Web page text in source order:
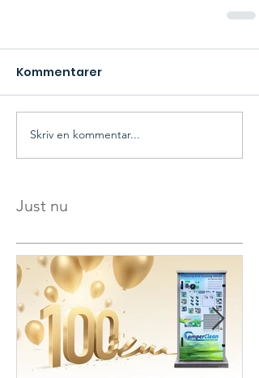
Kommentarer
Skriv en kommentar...
Just nu